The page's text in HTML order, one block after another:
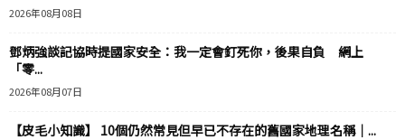
2026年08月08日
鄧炳強談記協時提國家安全：我一定會釘死你，後果自負 網上
「零...
2026年08月07日
【皮毛小知識】 10個仍然常見但早已不存在的舊國家地理名稱｜...